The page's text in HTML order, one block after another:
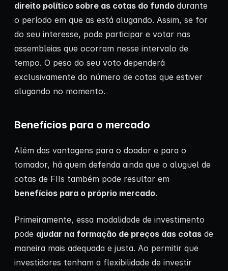
direito político sobre as cotas do fundo durante
o período em que as está alugando. Assim, se for
do seu interesse, pode participar e votar nas
assembleias que ocorram nesse intervalo de
tempo. O peso do seu voto dependerá
exclusivamente do número de cotas que estiver
alugando no momento.
Benefícios para o mercado
Além das vantagens para o doador e para o
tomador, há quem defenda ainda que o aluguel de
cotas de FIIs também pode resultar em
benefícios para o próprio mercado.
Primeiramente, essa modalidade de investimento
pode ajudar na formação de preços das cotas de
maneira mais adequada e justa. Ao permitir que
investidores tenham a flexibilidade de investir